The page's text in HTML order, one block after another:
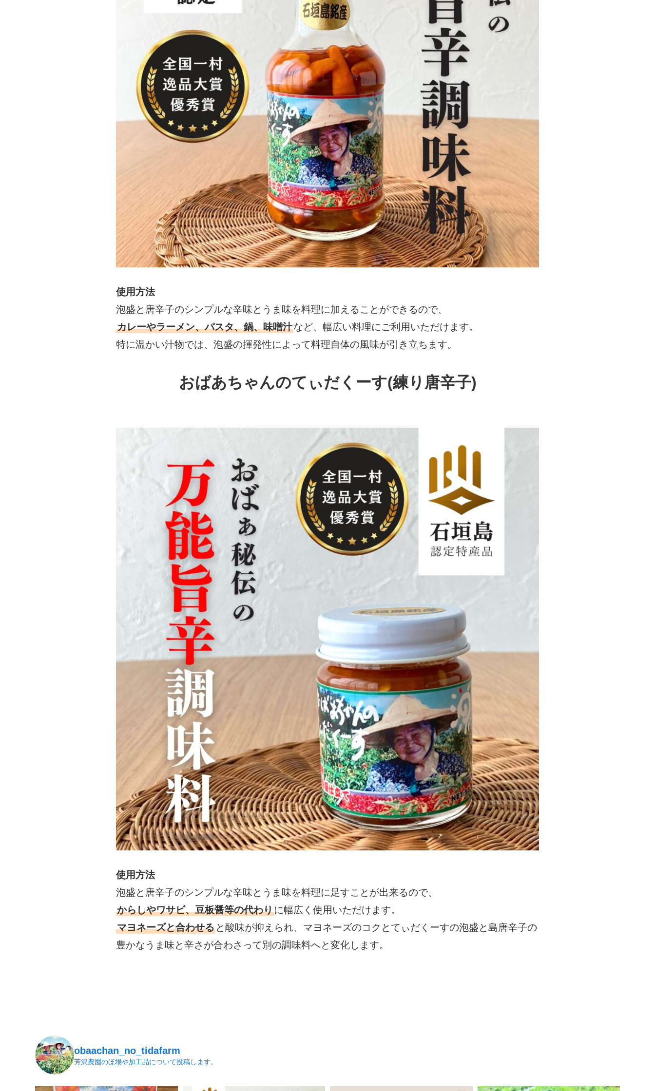
使用方法
泡盛と唐辛子のシンプルな辛味とうま味を料理に加えることができるので、
カレーやラーメン、パスタ、鍋、味噌汁など、幅広い料理にご利用いただけます。
特に温かい汁物では、泡盛の揮発性によって料理自体の風味が引き立ちます。
おばあちゃんのてぃだくーす(練り唐辛子)
使用方法
泡盛と唐辛子のシンプルな辛味とうま味を料理に足すことが出来るので、
からしやワサビ、豆板醤等の代わりに幅広く使用いただけます。
マヨネーズと合わせる と酸味が抑えられ、マヨネーズのコクとてぃだくーすの泡盛と島唐辛子の
豊かなうま味と辛さが合わさって別の調味料へと変化します。
obaachan_no_tidafarm
芳沢農園のほ場や加工品について投稿します。